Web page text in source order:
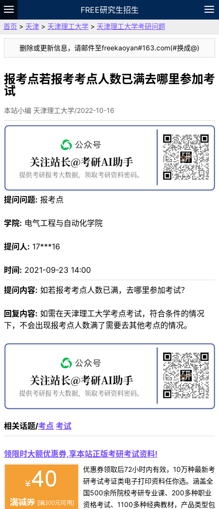
FREE研究生招生
题库
故事 专题 APP 笔记
论坛
VIP
资料
首页 > 天津 > 天津理工大学 > 天津理工大学考研问题
删除或更新信息，请邮件至freekaoyan#163.com(#换成@)
报考点若报考考点人数已满去哪里参加考
试
本站小编 天津理工大学/2022-10-16
提问问题: 报考点
学院: 电气工程与自动化学院
提问人: 17***16
时间: 2021-09-23 14:00
提问内容: 如若报考考点人数已满，去哪里参加考试？
回复内容: 如需在天津理工大学考点考试，符合条件的情况
下，不会出现报考点人数满了需要去其他考点的情况。
相关话题/考点 考试
领限时大额优惠券,享本站正版考研考试资料!
优惠券领取后72小时内有效，10万种最新考
研考试考证类电子打印资料任你选。涵盖全
国500余所院校考研专业课、200多种职业
资格考试、1100多种经典教材，产品类型包